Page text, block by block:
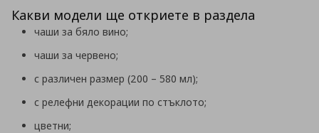
Какви модели ще откриете в раздела
чаши за бяло вино;
чаши за червено;
с различен размер (200 – 580 мл);
с релефни декорации по стъклото;
цветни;